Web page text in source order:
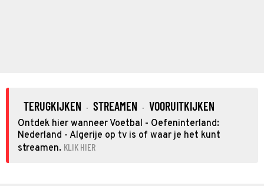
TERUGKIJKEN · STREAMEN · VOORUITKIJKEN
Ontdek hier wanneer Voetbal - Oefeninterland:
Nederland - Algerije op tv is of waar je het kunt
streamen. KLIK HIER